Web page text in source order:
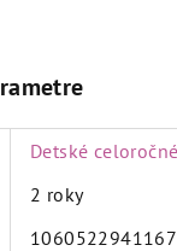
Detské
2 roky
1060522941167